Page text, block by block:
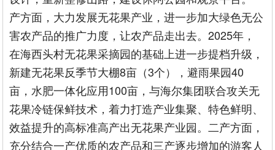
产方面，大力发展无花果产业，进一步加大绿色无公
害农产品的推广力度，让农产品走出去。2025年，
在海西头村无花果采摘园的基础上进一步提档升级，
新建无花果反季节大棚8亩（3个），避雨果园40
亩，水肥一体化应用100亩，与海尔集团联合攻关无
花果冷链保鲜技术，着力打造产业集聚、特色鲜明、
效益提升的高标准高产出无花果产业园。二产方面，
充分结合一产优质的农产品和三产逐步增加的游客人